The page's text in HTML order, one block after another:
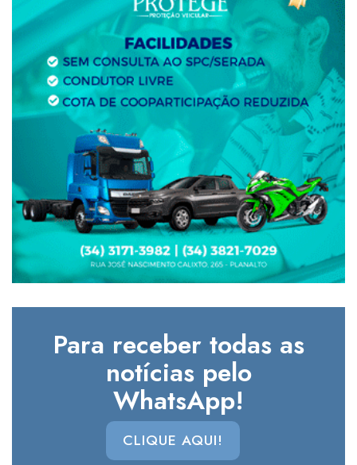
Para receber todas as
notícias pelo
WhatsApp!
CLIQUE AQUI!